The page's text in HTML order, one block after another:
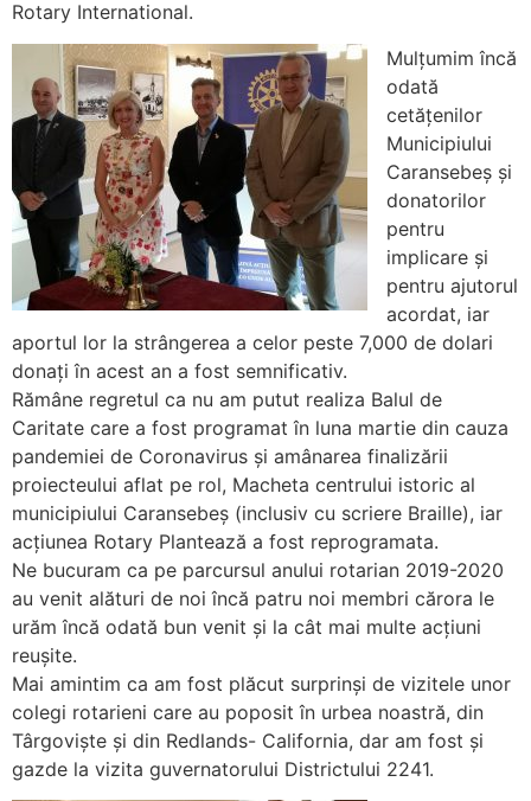
Rotary International.
Mulțumim încă
odată
cetățenilor
Municipiului
Caransebeș și
donatorilor
pentru
implicare și
pentru ajutorul
acordat, iar
aportul lor la strângerea a celor peste 7,000 de dolari
donați în acest an a fost semnificativ.
Rămâne regretul ca nu am putut realiza Balul de
Caritate care a fost programat în luna martie din cauza
pandemiei de Coronavirus și amânarea finalizării
proiecteului aflat pe rol, Macheta centrului istoric al
municipiului Caransebeș (inclusiv cu scriere Braille), iar
acțiunea Rotary Plantează a fost reprogramata.
Ne bucuram ca pe parcursul anului rotarian 2019-2020
au venit alături de noi încă patru noi membri cărora le
urăm încă odată bun venit și la cât mai multe acțiuni
reușite.
Mai amintim ca am fost plăcut surprinși de vizitele unor
colegi rotarieni care au poposit în urbea noastră, din
Târgoviște și din Redlands- California, dar am fost și
gazde la vizita guvernatorului Districtului 2241.